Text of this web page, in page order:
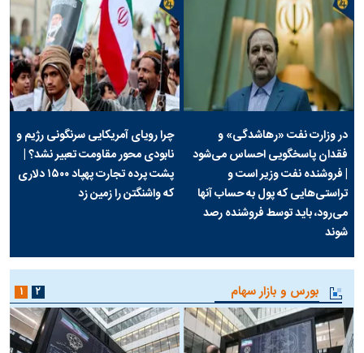
در وزارت نفت «رهاشدگی» و
فقدان پاسخگویی احساس می‌شود
| فروشنده نفت وزیر است و
تراستی‌هایی که پول به حساب آنها
می‌رود، باید توسط فروشنده رصد
شوند
چرا رویای آمریکایی سرنگونی رژیم و
نابودی محور مقاومت تعبیر نشد؟ |
پشت پرده تجارت پهپاد‌ ۱۵۰۰ دلاری
که واشنگتن را زمین زد
بورس و بازار سهام ۱ ۲